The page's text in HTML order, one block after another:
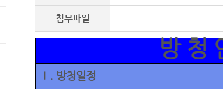
첨부파일
방 청
Ⅰ . 방청일정